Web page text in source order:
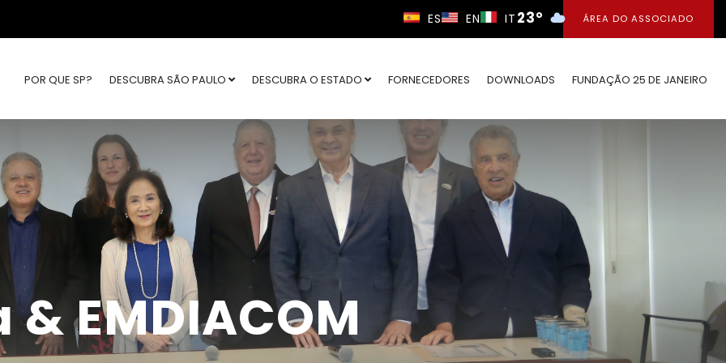
ES EN IT 23° ÁREA DO ASSOCIADO
POR QUE SP? DESCUBRA SÃO PAULO DESCUBRA O ESTADO FORNECEDORES DOWNLOADS FUNDAÇÃO 25 DE JANEIRO
EMDIACOM